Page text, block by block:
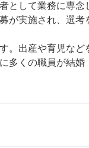
として業務に専念
が実施され、選考
。出産や育児など
多くの職員が結婚